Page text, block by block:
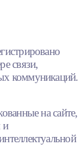
связи,
коммуникаций.
на сайте,
и